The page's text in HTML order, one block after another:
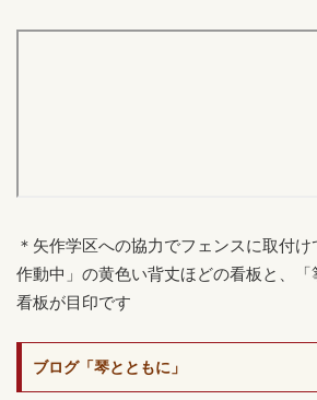
＊矢作学区への協力でフェンスに取付
作動中」の黄色い背丈ほどの看板と、
看板が目印です
ブログ「琴とともに」